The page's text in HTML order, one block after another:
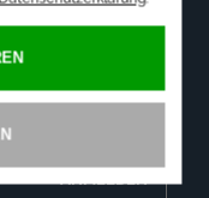
ANGEBOTE
ANMELDEN